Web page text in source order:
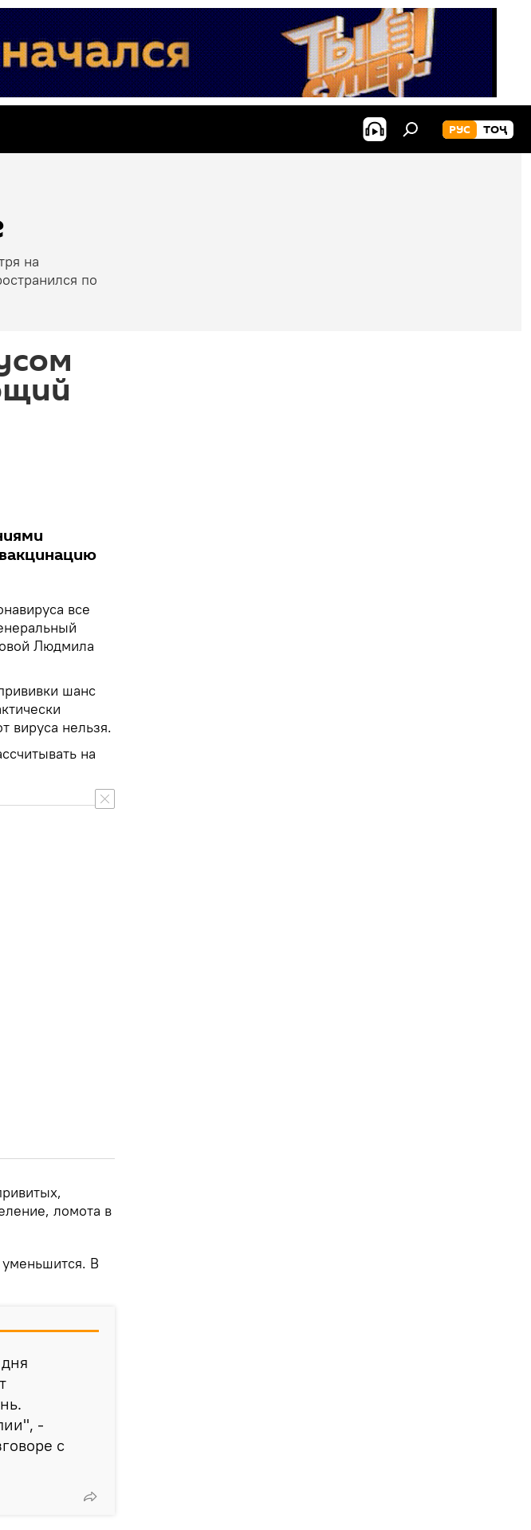
РУС ТОҶ
на
по
все
Людмила
шанс
вируса нельзя.
на
ломота в
В
-
с